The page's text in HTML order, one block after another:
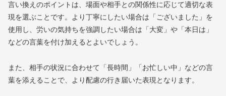
言い換えのポイントは、場面や相手との関係性に応じて適切な表
現を選ぶことです。より丁寧にしたい場合は「ございました」を
使用し、労いの気持ちを強調したい場合は「大変」や「本日は」
などの言葉を付け加えるとよいでしょう。
また、相手の状況に合わせて「長時間」「お忙しい中」などの言
葉を添えることで、より配慮の行き届いた表現となります。